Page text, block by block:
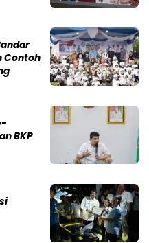
Contoh
BKP